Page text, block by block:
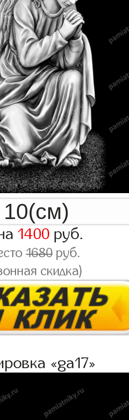
1400 руб.
1680руб.
скидка)
«ga17»